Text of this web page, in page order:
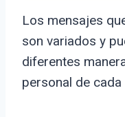
Los mensajes
son variados y
diferentes
personal de cada